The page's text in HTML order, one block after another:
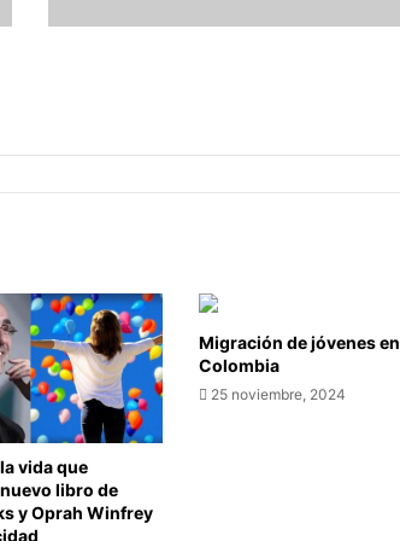
las
vida que
libro de
y Oprah Winfrey
Migración de jóvenes en
Colombia
25 noviembre, 2024